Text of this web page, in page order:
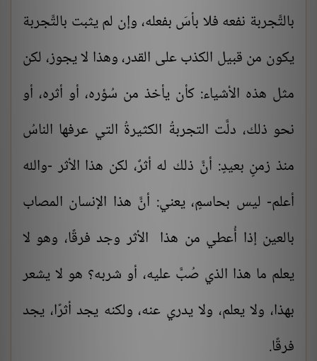
بالتَّجربة نفعه فلا بأسَ بفعله، وإن لم يثبت بالتَّجربة
يكون من قبيل الكذب على القدر، وهذا لا يجوز، لكن
مثل هذه الأشياء: كأن يأخذ من سُؤره، أو أثره، أو
نحو ذلك، دلَّت التجربةُ الكثيرةُ التي عرفها الناسُ
منذ زمنٍ بعيدٍ: أنَّ ذلك له أثرٌ، لكن هذا الأثر -والله
أعلم- ليس بحاسمٍ، يعني: أنَّ هذا الإنسان المصاب
بالعين إذا أُعطي من هذا الأثر وجد فرقًا، وهو لا
يعلم ما هذا الذي صُبَّ عليه، أو شربه؟ هو لا يشعر
بهذا، ولا يعلم، ولا يدري عنه، ولكنه يجد أثرًا، يجد
فرقًا.